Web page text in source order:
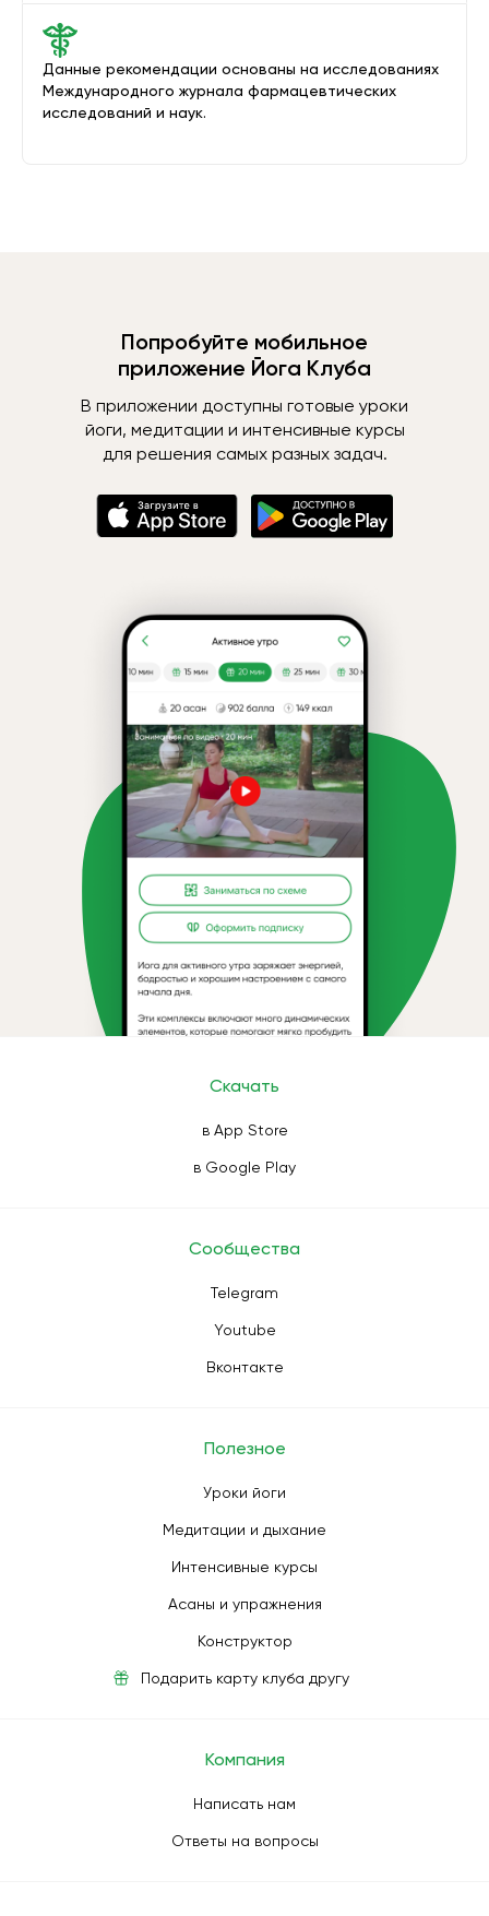
Данные рекомендации основаны на исследованиях
Международного журнала фармацевтических
исследований и наук.
Попробуйте мобильное
приложение Йога Клуба
В приложении доступны готовые уроки
йоги, медитации и интенсивные курсы
для решения самых разных задач.
Скачать
в App Store
в Google Play
Сообщества
Telegram
Youtube
Вконтакте
Полезное
Уроки йоги
Медитации и дыхание
Интенсивные курсы
Асаны и упражнения
Конструктор
Подарить карту клуба другу
Компания
Написать нам
Ответы на вопросы